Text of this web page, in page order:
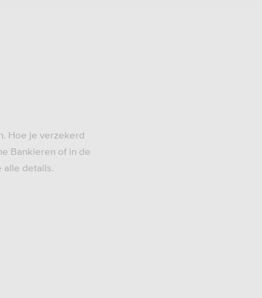
Hoe je verzekerd
Bankieren of in de
alle details.